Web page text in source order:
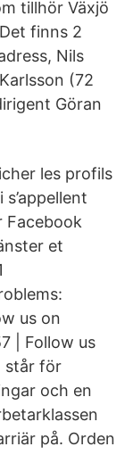
tillhör Växjö
finns 2
Nils
(72
Göran
les profils
Facebook
et
us on
| Follow us
står för
och en
på. Orden